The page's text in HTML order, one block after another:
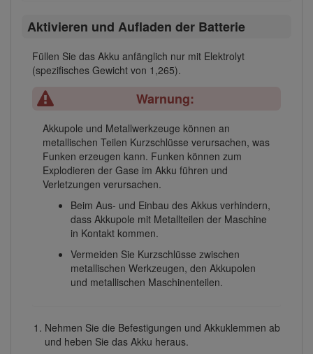
Aktivieren und Aufladen der Batterie
Füllen Sie das Akku anfänglich nur mit Elektrolyt
(spezifisches Gewicht von 1,265).
Warnung:
Akkupole und Metallwerkzeuge können an
metallischen Teilen Kurzschlüsse verursachen, was
Funken erzeugen kann. Funken können zum
Explodieren der Gase im Akku führen und
Verletzungen verursachen.
Beim Aus- und Einbau des Akkus verhindern,
dass Akkupole mit Metallteilen der Maschine
in Kontakt kommen.
Vermeiden Sie Kurzschlüsse zwischen
metallischen Werkzeugen, den Akkupolen
und metallischen Maschinenteilen.
Nehmen Sie die Befestigungen und Akkuklemmen ab
und heben Sie das Akku heraus.